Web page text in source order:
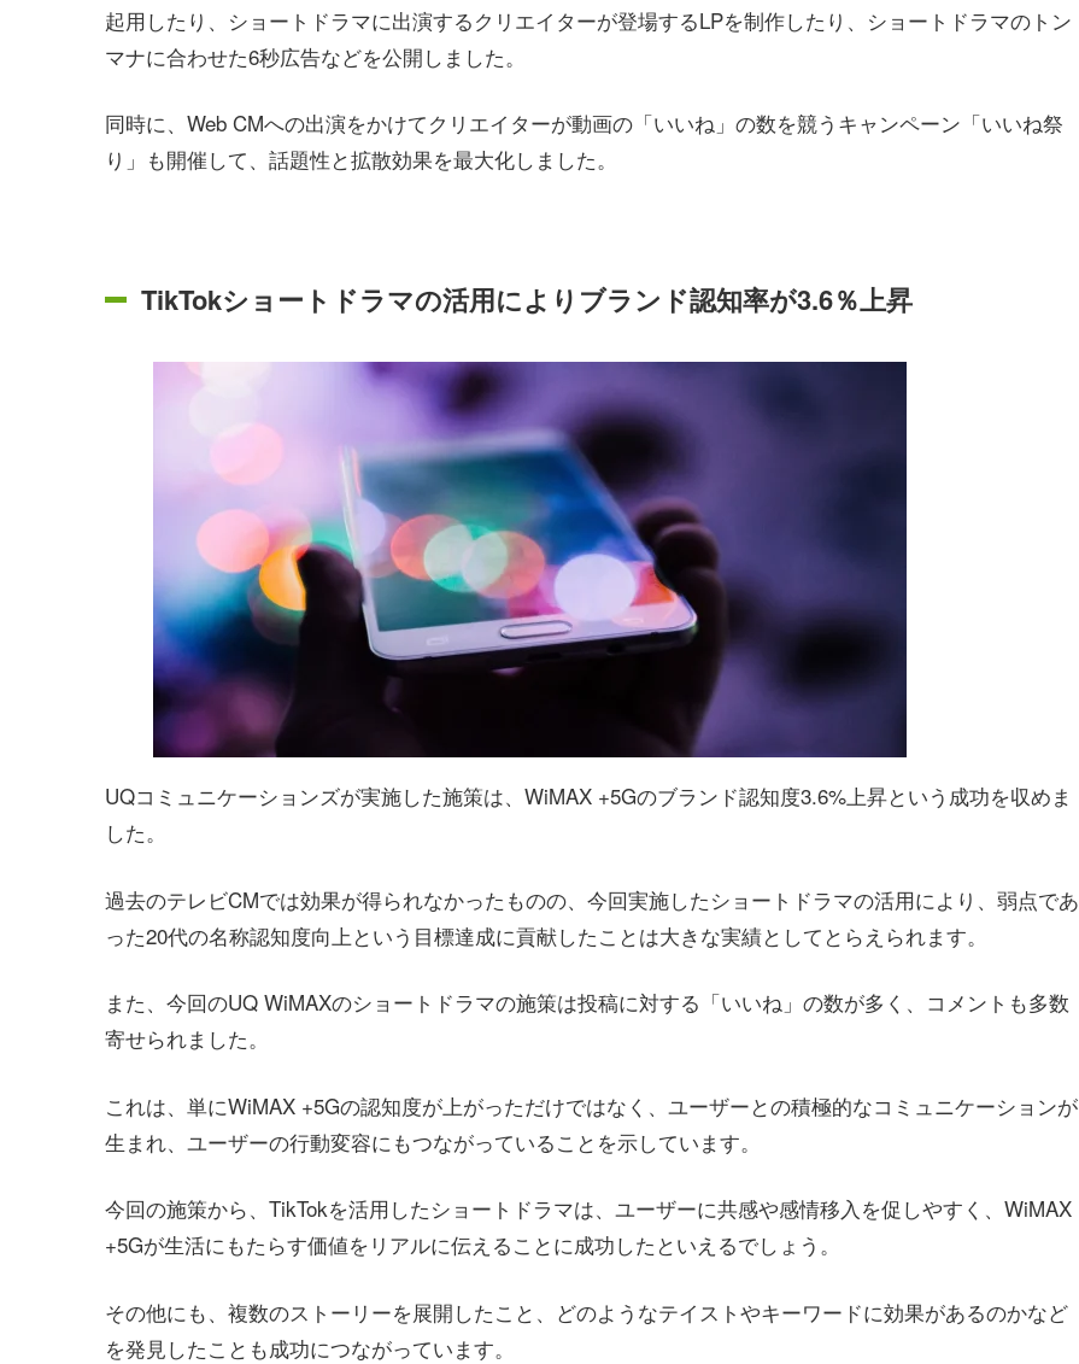
起用したり、ショートドラマに出演するクリエイターが登場するLPを制作したり、ショートドラマのトン
マナに合わせた6秒広告などを公開しました。
同時に、Web CMへの出演をかけてクリエイターが動画の「いいね」の数を競うキャンペーン「いいね祭
り」も開催して、話題性と拡散効果を最大化しました。
TikTokショートドラマの活用によりブランド認知率が3.6％上昇
UQコミュニケーションズが実施した施策は、WiMAX +5Gのブランド認知度3.6%上昇という成功を収めま
した。
過去のテレビCMでは効果が得られなかったものの、今回実施したショートドラマの活用により、弱点であ
った20代の名称認知度向上という目標達成に貢献したことは大きな実績としてとらえられます。
また、今回のUQ WiMAXのショートドラマの施策は投稿に対する「いいね」の数が多く、コメントも多数
寄せられました。
これは、単にWiMAX +5Gの認知度が上がっただけではなく、ユーザーとの積極的なコミュニケーションが
生まれ、ユーザーの行動変容にもつながっていることを示しています。
今回の施策から、TikTokを活用したショートドラマは、ユーザーに共感や感情移入を促しやすく、WiMAX
+5Gが生活にもたらす価値をリアルに伝えることに成功したといえるでしょう。
その他にも、複数のストーリーを展開したこと、どのようなテイストやキーワードに効果があるのかなど
を発見したことも成功につながっています。